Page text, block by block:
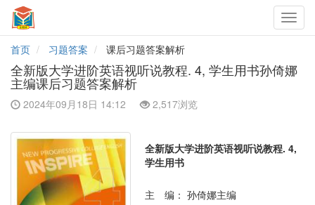
首页
习题答案 课后习题答案解析
全新版大学进阶英语视听说教程. 4, 学生用书孙倚娜
主编课后习题答案解析
2024年09月18日 14:12 2,517浏览
全新版大学进阶英语视听说教程. 4,
学生用书
主 编： 孙倚娜主编